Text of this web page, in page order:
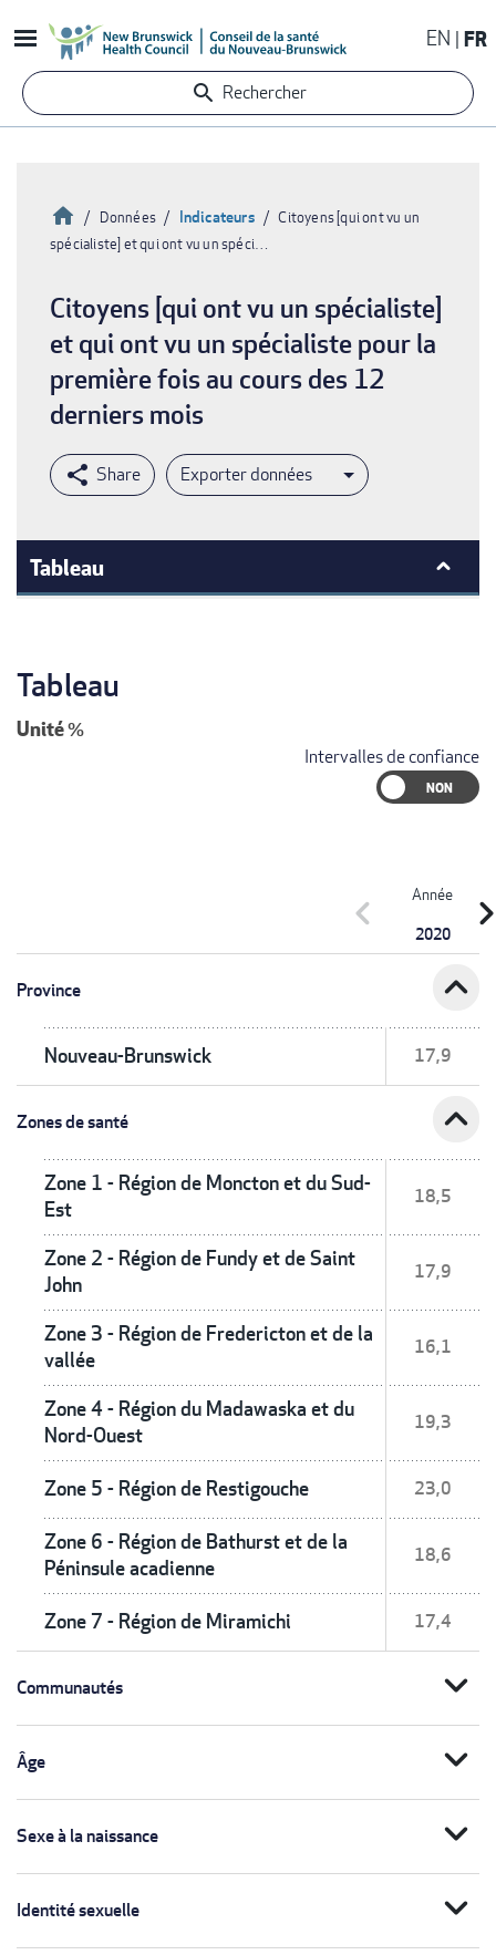
au
contenu
principal
EN FR
Rechercher
Fil
d'Ariane
Accueil
Données Indicateurs
Citoyens [qui ont vu un
spécialiste] et qui ont vu un spéci…
Citoyens [qui ont vu un spécialiste]
et qui ont vu un spécialiste pour la
première fois au cours des 12
derniers mois
Exporter données
Tableau
Tableau
Unité%
Intervalles de confiance
Année
2020
chevron_left
Province expand_less
Nouveau-Brunswick 17,9
Zones de santé expand_less
Zone 1 - Région de Moncton et du Sud-
Est
18,5
Zone 2 - Région de Fundy et de Saint
John
17,9
Zone 3 - Région de Fredericton et de la
vallée
16,1
Zone 4 - Région du Madawaska et du
Nord-Ouest
19,3
Zone 5 - Région de Restigouche 23,0
Zone 6 - Région de Bathurst et de la
Péninsule acadienne
18,6
Zone 7 - Région de Miramichi 17,4
Communautés expand_more
Âge expand_more
Sexe à la naissance expand_more
Identité sexuelle expand_more